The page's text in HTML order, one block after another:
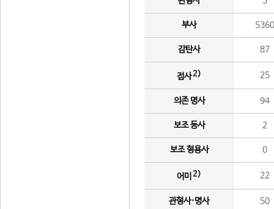
부사 5360
감탄사 87
접사2) 25
의존 명사 94
보조 동사 2
보조 형용사 0
어미 2) 22
관형사·명사 50